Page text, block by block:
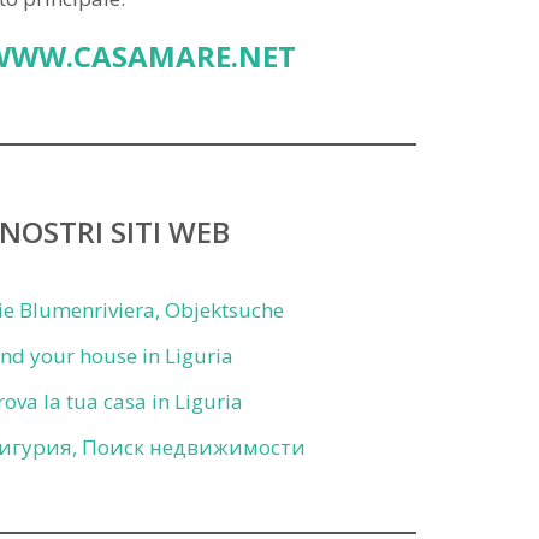
SITI WEB
Blumenriviera, Objektsuche
your house in Liguria
la tua casa in Liguria
Поиск недвижимости